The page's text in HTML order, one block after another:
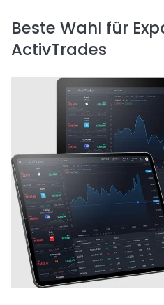
Beste Wahl für
ActivTrades